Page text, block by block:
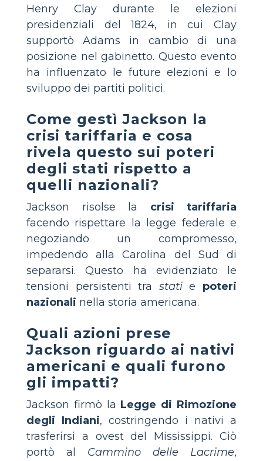
Henry Clay durante le elezioni
presidenziali del 1824, in cui Clay
supportò Adams in cambio di una
posizione nel gabinetto. Questo evento
ha influenzato le future elezioni e lo
sviluppo dei partiti politici.
Come gestì Jackson la
crisi tariffaria e cosa
rivela questo sui poteri
degli stati rispetto a
quelli nazionali?
Jackson risolse la crisi tariffaria
facendo rispettare la legge federale e
negoziando un compromesso,
impedendo alla Carolina del Sud di
separarsi. Questo ha evidenziato le
tensioni persistenti tra statie poteri
nazionali nella storia americana.
Quali azioni prese
Jackson riguardo ai nativi
americani e quali furono
gli impatti?
Jackson firmò la Legge di Rimozione
degli Indiani, costringendo i nativi a
trasferirsi a ovest del Mississippi. Ciò
portò al Cammino delle Lacrime,